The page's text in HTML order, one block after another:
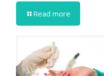
Read more